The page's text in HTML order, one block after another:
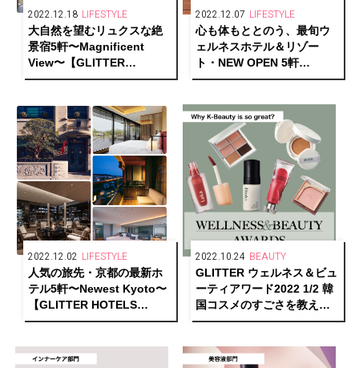
2022.12.18 LIFESTYLE
大自然を望むリュクスな絶
景宿5軒〜Magnificent
View〜【GLITTER
HOTELS AWARDS 2022
2022.12.07 LIFESTYLE
心も体もととのう、最旬ウ
ェルネスホテル＆リゾー
ト・NEW OPEN 5軒
【GLITTER HOTELS
2022.12.02 LIFESTYLE
人気の旅先・京都の最新ホ
テル5軒〜Newest Kyoto〜
【GLITTER HOTELS
AWARDS 2022 1/2】
2022.10.24 BEAUTY
GLITTER ウェルネス＆ビュ
ーティアワード2022 1/2 韓
国コスメのすごさを教え
て！〜Why K-Beauty is so